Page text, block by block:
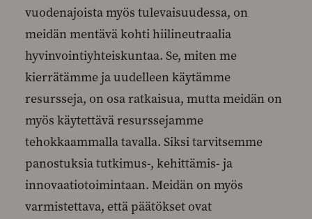
vuodenajoista myös tulevaisuudessa, on
meidän mentävä kohti hiilineutraalia
hyvinvointiyhteiskuntaa. Se, miten me
kierrätämme ja uudelleen käytämme
resursseja, on osa ratkaisua, mutta meidän on
myös käytettävä resurssejamme
tehokkaammalla tavalla. Siksi tarvitsemme
panostuksia tutkimus-, kehittämis- ja
innovaatiotoimintaan. Meidän on myös
varmistettava, että päätökset ovat